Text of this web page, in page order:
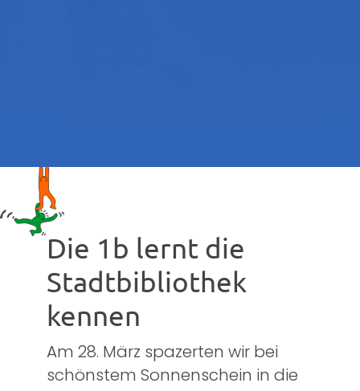
Die 1b lernt die
Stadtbibliothek
kennen
Am 28. März spazerten wir bei
schönstem Sonnenschein in die